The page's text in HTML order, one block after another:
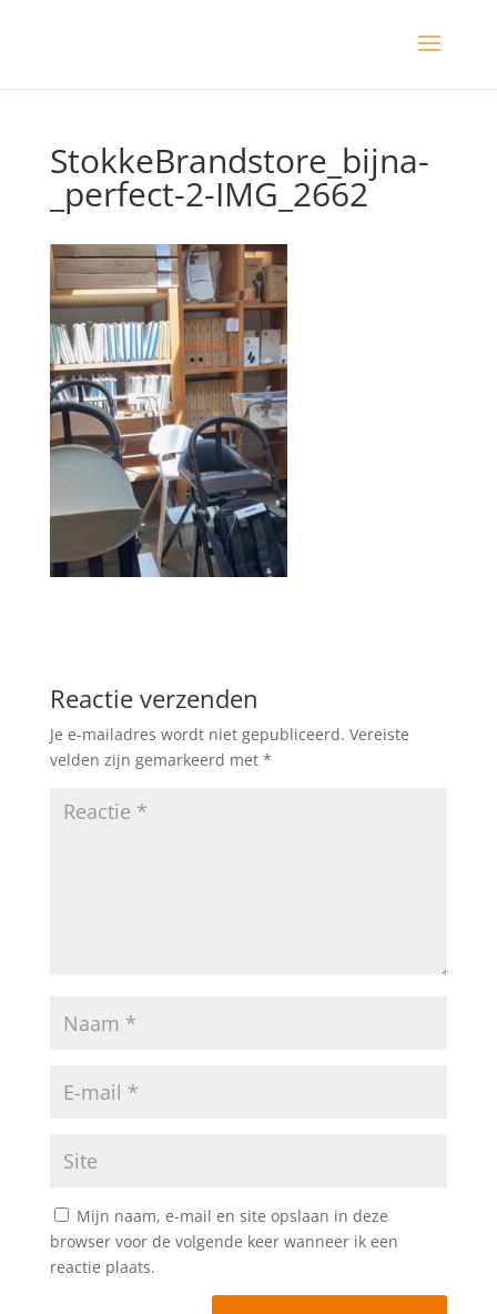
StokkeBrandstore_bijna-
_perfect-2-IMG_2662
Reactie verzenden
Je e-mailadres wordt niet gepubliceerd. Vereiste
velden zijn gemarkeerd met *
Mijn naam, e-mail en site opslaan in deze
browser voor de volgende keer wanneer ik een
reactie plaats.